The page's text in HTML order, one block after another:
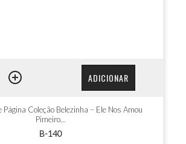
ADICIONAR
Página Coleção Belezinha – Ele Nos Amou
Pimeiro…
B-140